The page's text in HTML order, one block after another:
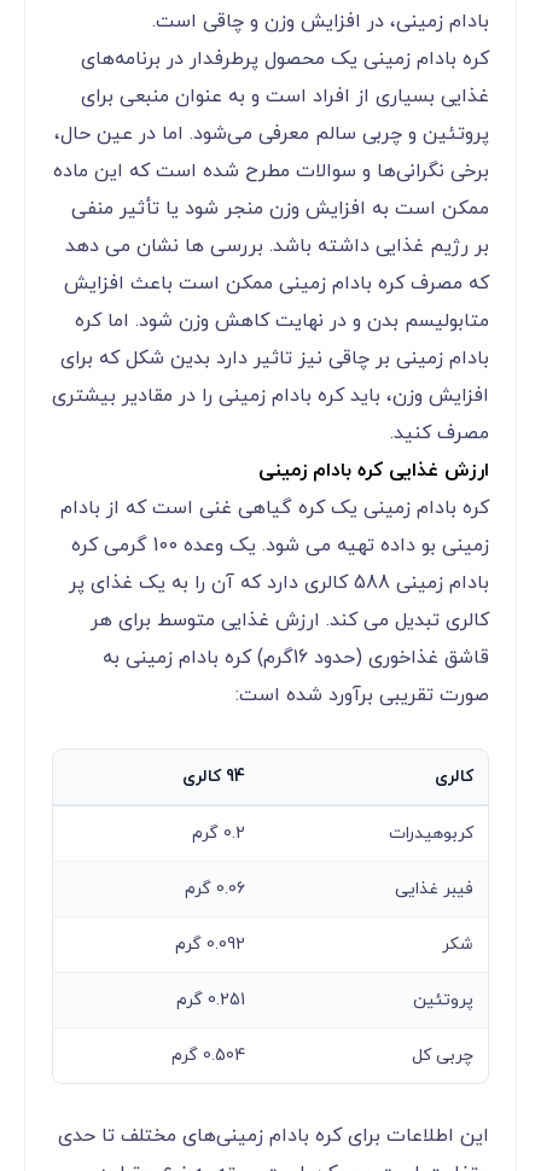
بادام زمینی، در افزایش وزن و چاقی است.
کره بادام زمینی یک محصول پرطرفدار در برنامه‌های
غذایی بسیاری از افراد است و به عنوان منبعی برای
پروتئین و چربی سالم معرفی می‌شود. اما در عین حال،
برخی نگرانی‌ها و سوالات مطرح شده است که این ماده
ممکن است به افزایش وزن منجر شود یا تأثیر منفی
بر رژیم غذایی داشته باشد. بررسی ها نشان می دهد
که مصرف کره بادام زمینی ممکن است باعث افزایش
متابولیسم بدن و در نهایت کاهش وزن شود. اما کره
بادام زمینی بر چاقی نیز تاثیر دارد بدین شکل که برای
افزایش وزن، باید کره بادام زمینی را در مقادیر بیشتری
مصرف کنید.
ارزش غذایی کره بادام زمینی
کره بادام زمینی یک کره گیاهی غنی است که از بادام
زمینی بو داده تهیه می شود. یک وعده 100 گرمی کره
بادام زمینی 588 کالری دارد که آن را به یک غذای پر
کالری تبدیل می کند. ارزش غذایی متوسط برای هر
قاشق غذاخوری (حدود 16گرم) کره بادام زمینی به
صورت تقریبی برآورد شده است:
کالری 94 کالری
کربوهیدرات 0.2 گرم
فیبر غذایی 0.06 گرم
شکر 0.092 گرم
پروتئین 0.251 گرم
چربی کل 0.504 گرم
این اطلاعات برای کره بادام زمینی‌های مختلف تا حدی